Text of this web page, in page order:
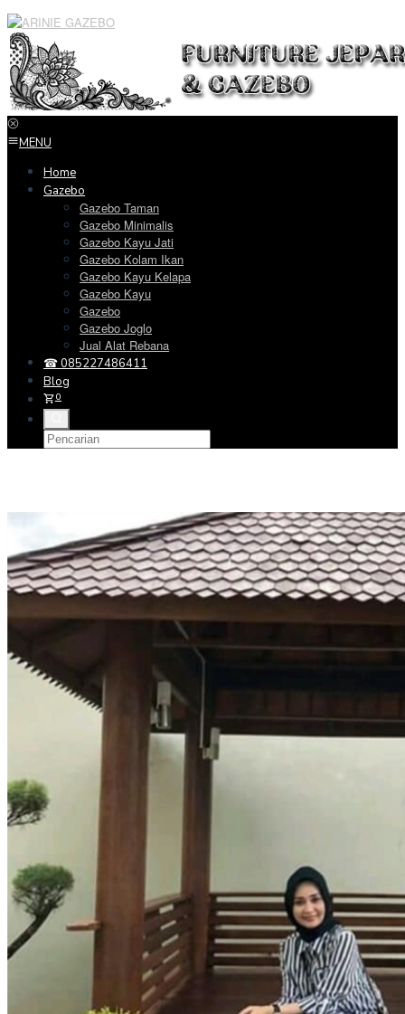
Loncat
ke
konten
MENU
Home
Gazebo
Gazebo Taman
Gazebo Minimalis
Gazebo Kayu Jati
Gazebo Kolam Ikan
Gazebo Kayu Kelapa
Gazebo Kayu
Gazebo
Gazebo Joglo
Jual Alat Rebana
☎ 085227486411
Blog
0